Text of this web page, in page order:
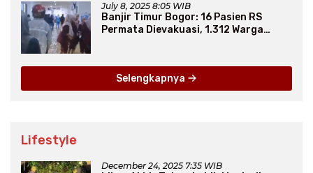
July 8, 2025 8:05 WIB
Banjir Timur Bogor: 16 Pasien RS
Permata Dievakuasi, 1.312 Warga
Selengkapnya
Lifestyle
December 24, 2025 7:35 WIB